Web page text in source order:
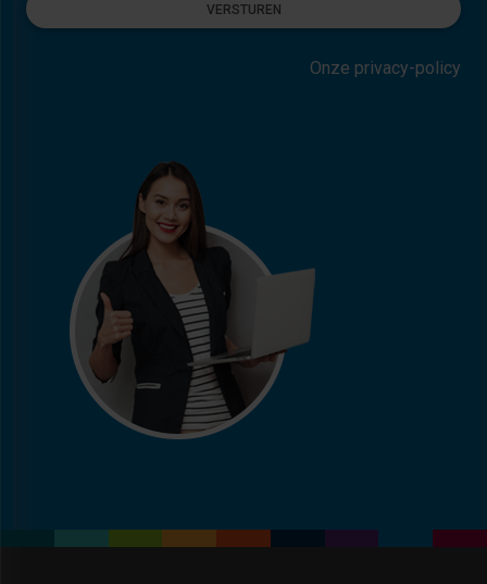
VERSTUREN
Onze privacy-policy